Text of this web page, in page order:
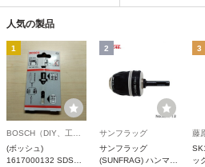
人気の製品
1
BOSCH（DIY、工具）
(ボッシュ)
1617000132 SDS回
2
サンフラッグ
サンフラッグ
(SUNFRAG) ハンマー
3
藤
ッ